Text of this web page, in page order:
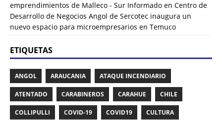
emprendimientos de Malleco - Sur Informado en Centro de
Desarrollo de Negocios Angol de Sercotec inaugura un
nuevo espacio para microempresarios en Temuco
ETIQUETAS
ANGOL ARAUCANIA ATAQUE INCENDIARIO
ATENTADO CARABINEROS CARAHUE CHILE
COLLIPULLI COVID-19 COVID19 CULTURA